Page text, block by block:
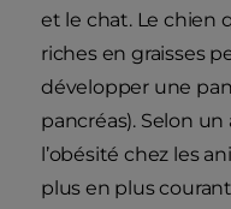
et le chat. Le chien
riches en graisses
développer une
pancréas). Selon
l’obésité chez les
plus en plus